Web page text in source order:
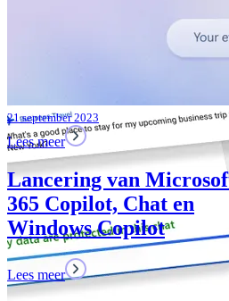
14 september 2023
Lees meer
Microsoft Copilot vs.
Google Duet: De
titanenstrijd van AI